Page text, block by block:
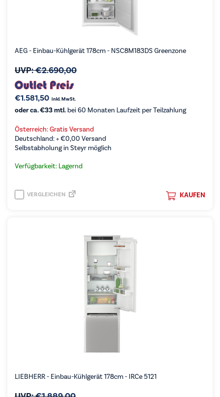
AEG - Einbau-Kühlgerät 178cm - NSC8M183DS Greenzone
UVP:€2.690,00
€1.581,50 inkl. MwSt.
oder ca. €33 mtl. bei 60 Monaten Laufzeit per Teilzahlung
Österreich: Gratis Versand
Deutschland: +€0,00 Versand
Selbstabholung in Steyr möglich
Verfügbarkeit: Lagernd
KAUFEN
VERGLEICHEN
LIEBHERR - Einbau-Kühlgerät 178cm - IRCe 5121